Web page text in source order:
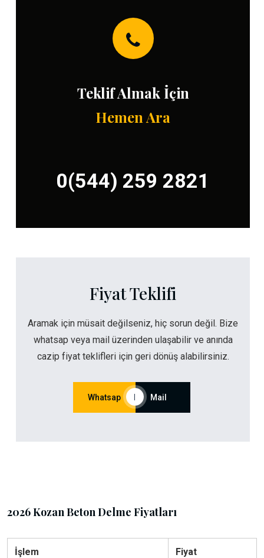
Teklif Almak İçin
Hemen Ara
0(544) 259 2821
Fiyat Teklifi
Aramak için müsait değilseniz, hiç sorun değil. Bize
whatsap veya mail üzerinden ulaşabilir ve anında
cazip fiyat teklifleri için geri dönüş alabilirsiniz.
Whatsap | Mail
2026 Kozan Beton Delme Fiyatları
İşlem Fiyat